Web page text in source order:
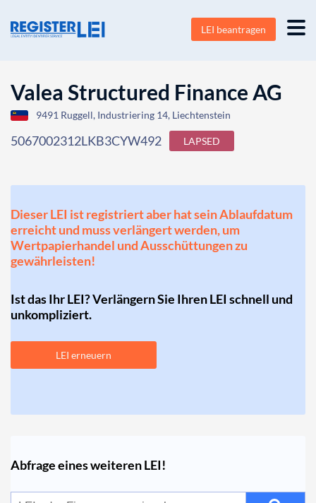
LEI beantragen
Valea Structured Finance AG
9491 Ruggell, Industriering 14, Liechtenstein
5067002312LKB3CYW492 LAPSED
Dieser LEI ist registriert aber hat sein Ablaufdatum
erreicht und muss verlängert werden, um
Wertpapierhandel und Ausschüttungen zu
gewährleisten!
Ist das Ihr LEI? Verlängern Sie Ihren LEI schnell und
unkompliziert.
LEI erneuern
Abfrage eines weiteren LEI!